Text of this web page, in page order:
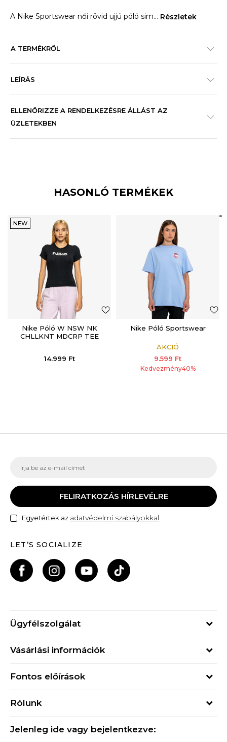
A Nike Sportswear női rövid ujjú póló sim... Részletek
A TERMÉKRŐL
LEÍRÁS
ELLENŐRIZZE A RENDELKEZÉSRE ÁLLÁST AZ
ÜZLETEKBEN
HASONLÓ TERMÉKEK
NEW
Nike Póló W NSW NK
CHLLKNT MDCRP TEE
14.999 Ft
Nike Póló Sportswear
AKCIÓ
9.599 Ft
Kedvezmény40%
FELIRATKOZÁS HÍRLEVÉLRE
Egyetértek az adatvédelmi szabályokkal
LET’S SOCIALIZE
Ügyfélszolgálat
online@buzzsneakers.hu
Vásárlási információk
Visszatérítések
Ajándékkártya
Fontos előírások
Sport & Bonus szabályzata
Rólunk
Buzz márkák
Jelenleg ide vagy bejelentkezve: